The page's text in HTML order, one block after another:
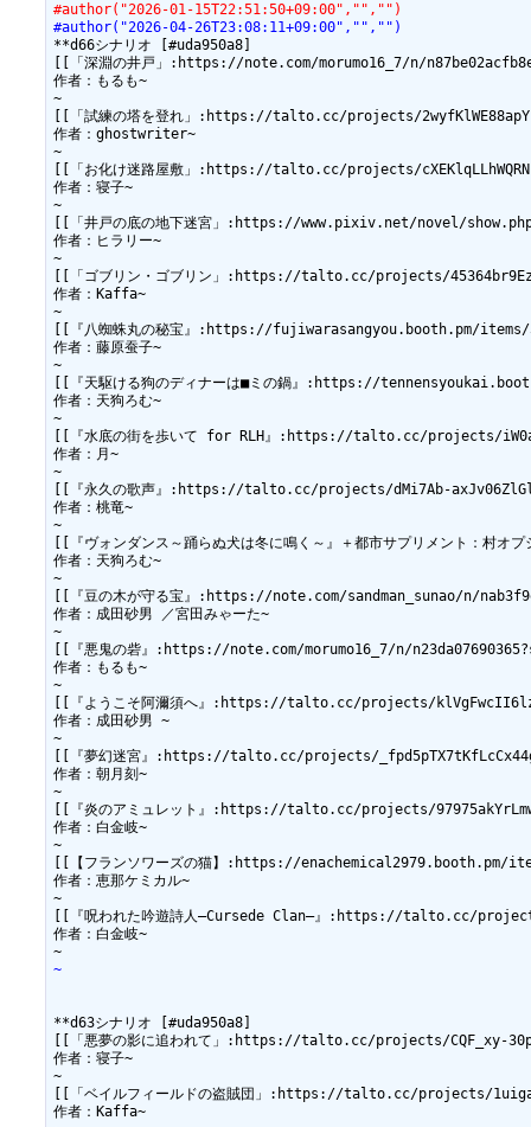
#author("2026-01-15T22:51:50+09:00","","")
#author("2026-04-26T23:08:11+09:00","","")
**d66シナリオ [#uda950a8]
[[「深淵の井戸」:https://note.com/morumo16_7/n/
作者：もるも~
~
[[「試練の塔を登れ」:https://talto.cc/projects/
作者：ghostwriter~
~
[[「お化け迷路屋敷」:https://talto.cc/projects/
作者：寝子~
~
[[「井戸の底の地下迷宮」:https://www.pixiv.net/novel/
作者：ヒラリー~
~
[[「ゴブリン・ゴブリン」:https://talto.cc/projects/
作者：Kaffa~
~
[[『八蜘蛛丸の秘宝』:https://fujiwarasangyou.booth.pm/
作者：藤原蚕子~
~
[[『天駆ける狗のディナーは■ミの鍋』:https://
作者：天狗ろむ~
~
[[『水底の街を歩いて for RLH』:https://talto.cc/projects/
作者：月~
~
[[『永久の歌声』:https://talto.cc/projects/dMi7Ab-
作者：桃竜~
~
[[『ヴォンダンス～踊らぬ犬は冬に鳴く～』＋都市サプリメント
作者：天狗ろむ~
~
[[『豆の木が守る宝』:https://note.com/sandman_sunao/n/
作者：成田砂男 ／宮田みゃーた~
~
[[『悪鬼の砦』:https://note.com/morumo16_7/n/
作者：もるも~
~
[[『ようこそ阿濔須へ』:https://talto.cc/projects/
作者：成田砂男 ~
~
[[『夢幻迷宮』:https://talto.cc/projects/
作者：朝月刻~
~
[[『炎のアミュレット』:https://talto.cc/projects/
作者：白金岐~
~
[[【フランソワーズの猫】:https://enachemical2979.booth.pm/
作者：恵那ケミカル~
~
[[『呪われた吟遊詩人―Cursede Clan―』:https://talto.cc/
作者：白金岐~
~
**d63シナリオ [#uda950a8]
[[「悪夢の影に追われて」:https://talto.cc/projects/CQF_xy-
作者：寝子~
~
[[「ベイルフィールドの盗賊団」:https://talto.cc/projects/
作者：Kaffa~